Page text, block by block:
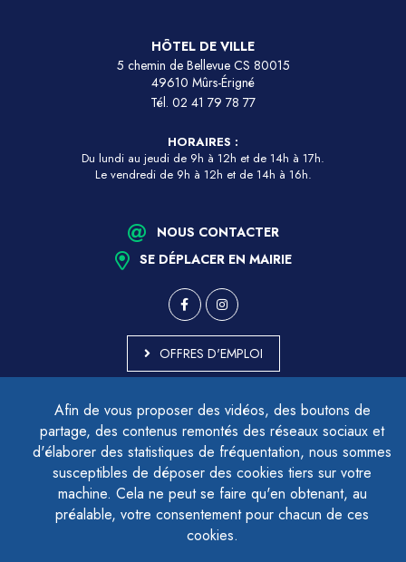
Afin de vous proposer des vidéos, des boutons de
partage, des contenus remontés des réseaux sociaux et
d'élaborer des statistiques de fréquentation, nous sommes
susceptibles de déposer des cookies tiers sur votre
machine. Cela ne peut se faire qu'en obtenant, au
préalable, votre consentement pour chacun de ces
cookies.
HÔTEL DE VILLE
5 chemin de Bellevue CS 80015
49610 Mûrs-Érigné
Tél. 02 41 79 78 77
HORAIRES :
Du lundi au jeudi de 9h à 12h et de 14h à 17h.
Le vendredi de 9h à 12h et de 14h à 16h.
NOUS CONTACTER
SE DÉPLACER EN MAIRIE
OFFRES D'EMPLOI
ACCESSIBILITÉ - PARTIELLEMENT CONFORME
PLAN DU SITE
MENTIONS LÉGALES
CONTACTER LE DÉLÉGUÉ À LA PROTECTION DES DONNÉES
GESTION DES COOKIES